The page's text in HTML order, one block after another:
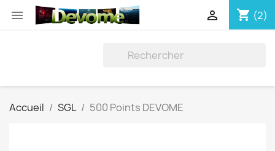
 shopping_cart (2)

Accueil SGL 500 Points DEVOME